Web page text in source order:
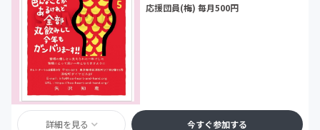
応援団員(梅) 毎月500円
詳細を見る 今すぐ参加する